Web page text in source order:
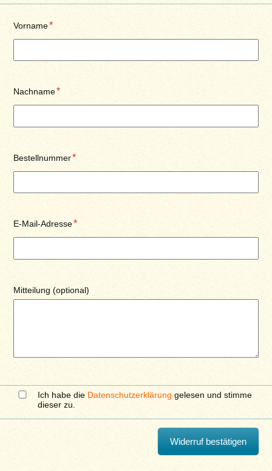
Vorname
Nachname
Bestellnummer
E-Mail-Adresse
Mitteilung (optional)
Ich habe die Datenschutzerklärung gelesen und stimme
dieser zu.